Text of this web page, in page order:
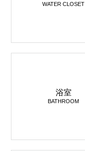
WATER CLOSET
浴室
BATHROOM